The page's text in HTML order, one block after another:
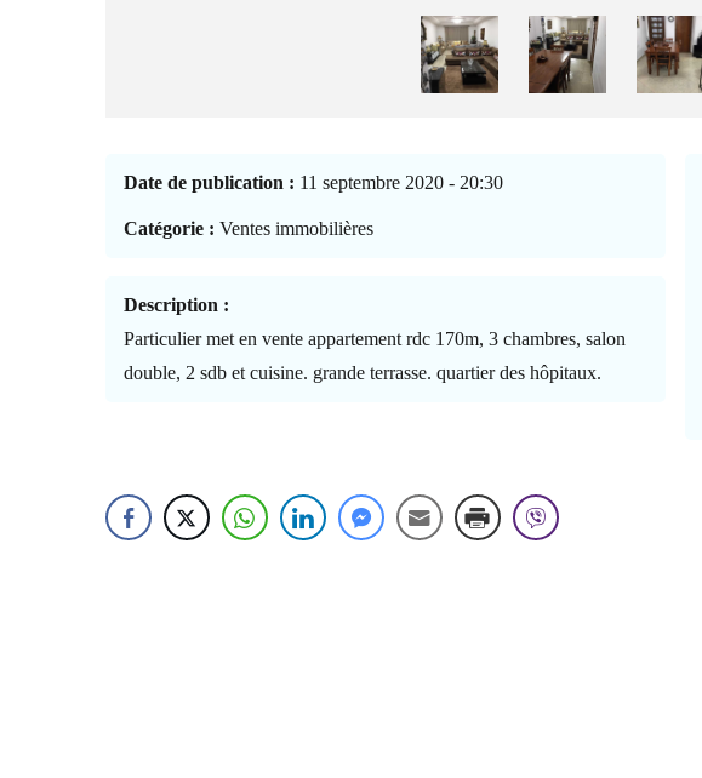
Date de publication : 11 septembre 2020 - 20:30
Catégorie : Ventes immobilières
Description :
Particulier met en vente appartement rdc 170m, 3 chambres, salon
double, 2 sdb et cuisine. grande terrasse. quartier des hôpitaux.